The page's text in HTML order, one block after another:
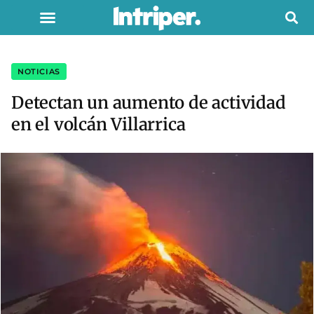
NOTICIAS
Detectan un aumento de actividad
en el volcán Villarrica